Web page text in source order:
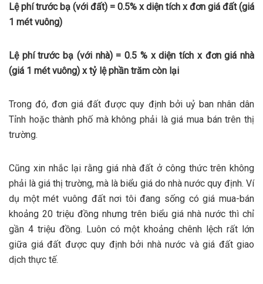
Lệ phí trước bạ (với đất) = 0.5% x diện tích x đơn giá đất (giá
1 mét vuông)
Lệ phí trước bạ (với nhà) = 0.5 % x diện tích x đơn giá nhà
(giá 1 mét vuông) x tỷ lệ phần trăm còn lại
Trong đó, đơn giá đất được quy định bởi uỷ ban nhân dân
Tỉnh hoặc thành phố mà không phải là giá mua bán trên thị
trường.
Cũng xin nhắc lại rằng giá nhà đất ở công thức trên không
phải là giá thị trường, mà là biểu giá do nhà nước quy định. Ví
dụ một mét vuông đất nơi tôi đang sống có giá mua-bán
khoảng 20 triệu đồng nhưng trên biểu giá nhà nước thì chỉ
gần 4 triệu đồng. Luôn có một khoảng chênh lệch rất lớn
giữa giá đất được quy định bởi nhà nước và giá đất giao
dịch thực tế.